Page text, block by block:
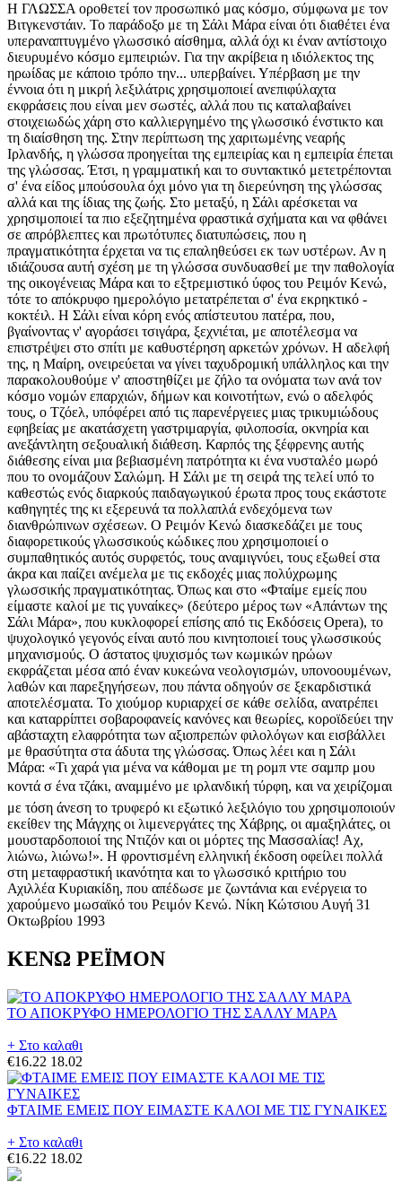
Η ΓΛΩΣΣΑ οροθετεί τον προσωπικό μας κόσμο, σύμφωνα με τον
Βιτγκενστάιν. Το παράδοξο με τη Σάλι Μάρα είναι ότι διαθέτει ένα
υπεραναπτυγμένο γλωσσικό αίσθημα, αλλά όχι κι έναν αντίστοιχο
διευρυμένο κόσμο εμπειριών. Για την ακρίβεια η ιδιόλεκτος της
ηρωίδας με κάποιο τρόπο την... υπερβαίνει. Υπέρβαση με την
έννοια ότι η μικρή λεξιλάτρις χρησιμοποιεί ανεπιφύλαχτα
εκφράσεις που είναι μεν σωστές, αλλά που τις καταλαβαίνει
στοιχειωδώς χάρη στο καλλιεργημένο της γλωσσικό ένστικτο και
τη διαίσθηση της. Στην περίπτωση της χαριτωμένης νεαρής
Ιρλανδής, η γλώσσα προηγείται της εμπειρίας και η εμπειρία έπεται
της γλώσσας. Έτσι, η γραμματική και το συντακτικό μετετρέπονται
σ' ένα είδος μπούσουλα όχι μόνο για τη διερεύνηση της γλώσσας
αλλά και της ίδιας της ζωής. Στο μεταξύ, η Σάλι αρέσκεται να
χρησιμοποιεί τα πιο εξεζητημένα φραστικά σχήματα και να φθάνει
σε απρόβλεπτες και πρωτότυπες διατυπώσεις, που η
πραγματικότητα έρχεται να τις επαληθεύσει εκ των υστέρων. Αν η
ιδιάζουσα αυτή σχέση με τη γλώσσα συνδυασθεί με την παθολογία
της οικογένειας Μάρα και το εξτρεμιστικό ύφος του Ρειμόν Κενώ,
τότε το απόκρυφο ημερολόγιο μετατρέπεται σ' ένα εκρηκτικό -
κοκτέιλ. Η Σάλι είναι κόρη ενός απίστευτου πατέρα, που,
βγαίνοντας ν' αγοράσει τσιγάρα, ξεχνιέται, με αποτέλεσμα να
επιστρέψει στο σπίτι με καθυστέρηση αρκετών χρόνων. Η αδελφή
της, η Μαίρη, ονειρεύεται να γίνει ταχυδρομική υπάλληλος και την
παρακολουθούμε ν' αποστηθίζει με ζήλο τα ονόματα των ανά τον
κόσμο νομών επαρχιών, δήμων και κοινοτήτων, ενώ ο αδελφός
τους, ο Τζόελ, υπόφέρει από τις παρενέργειες μιας τρικυμιώδους
εφηβείας με ακατάσχετη γαστριμαργία, φιλοποσία, οκνηρία και
ανεξάντλητη σεξουαλική διάθεση. Καρπός της ξέφρενης αυτής
διάθεσης είναι μια βεβιασμένη πατρότητα κι ένα νυσταλέο μωρό
που τo ονομάζουν Σαλώμη. Η Σάλι με τη σειρά της τελεί υπό το
καθεστώς ενός διαρκούς παιδαγωγικού έρωτα προς τους εκάστοτε
καθηγητές της κι εξερευνά τα πολλαπλά ενδεχόμενα των
διανθρώπινων σχέσεων. Ο Ρειμόν Κενώ διασκεδάζει με τους
διαφορετικούς γλωσσικούς κώδικες που χρησιμοποιεί ο
συμπαθητικός αυτός συρφετός, τους αναμιγνύει, τους εξωθεί στα
άκρα και παίζει ανέμελα με τις εκδοχές μιας πολύχρωμης
γλωσσικής πραγματικότητας. Όπως και στο «Φταίμε εμείς που
είμαστε καλοί με τις γυναίκες» (δεύτερο μέρος των «Απάντων της
Σάλι Μάρα», που κυκλοφορεί επίσης από τις Εκδόσεις Opera), το
ψυχολογικό γεγονός είναι αυτό που κινητοποιεί τους γλωσσικούς
μηχανισμούς. Ο άστατος ψυχισμός των κωμικών ηρώων
εκφράζεται μέσα από έναν κυκεώνα νεολογισμών, υπονοουμένων,
λαθών και παρεξηγήσεων, που πάντα οδηγούν σε ξεκαρδιστικά
αποτελέσματα. Το χιούμορ κυριαρχεί σε κάθε σελίδα, ανατρέπει
και καταρρίπτει σοβαροφανείς κανόνες και θεωρίες, κοροϊδεύει την
αβάσταχτη ελαφρότητα των αξιοπρεπών φιλολόγων και εισβάλλει
με θρασύτητα στα άδυτα της γλώσσας. Όπως λέει και η Σάλι
Μάρα: «Τι χαρά για μένα να κάθομαι με τη ρομπ ντε σαμπρ μου
κοντά σ ένα τζάκι, αναμμένο με ιρλανδική τύρφη, και να χειρίζομαι
με τόση άνεση το τρυφερό κι εξωτικό λεξιλόγιο του χρησιμοποιούν
εκείθεν της Μάγχης οι λιμενεργάτες της Χάβρης, οι αμαξηλάτες, οι
μουσταρδοποιοί της Ντιζόν και οι μόρτες της Μασσαλίας! Aχ,
λιώνω, λιώνω!». Η φροντισμένη ελληνική έκδοση οφείλει πολλά
στη μεταφραστική ικανότητα και το γλωσσικό κριτήριο του
Αχιλλέα Κυριακίδη, που απέδωσε με ζωντάνια και ενέργεια το
χαρούμενο μωσαϊκό του Ρειμόν Κενώ. Νίκη Κώτσιου Αυγή 31
Οκτωβρίου 1993
ΚΕΝΩ ΡΕΪΜΟΝ
ΤΟ ΑΠΟΚΡΥΦΟ ΗΜΕΡΟΛΟΓΙΟ ΤΗΣ ΣΑΛΛΥ ΜΑΡΑ
+ Στο καλαθι
€16.22 18.02
ΦΤΑΙΜΕ ΕΜΕΙΣ ΠΟΥ ΕΙΜΑΣΤΕ ΚΑΛΟΙ ΜΕ ΤΙΣ ΓΥΝΑΙΚΕΣ
+ Στο καλαθι
€16.22 18.02